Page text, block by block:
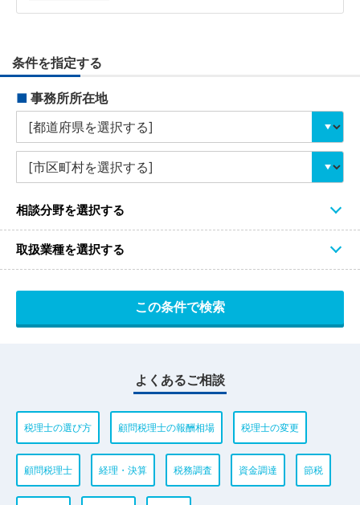
条件を指定する
■ 事務所所在地
相談分野を選択する
取扱業種を選択する
よくあるご相談
税理士の選び方 顧問税理士の報酬相場 税理士の変更
顧問税理士 経理・決算 税務調査 資金調達 節税